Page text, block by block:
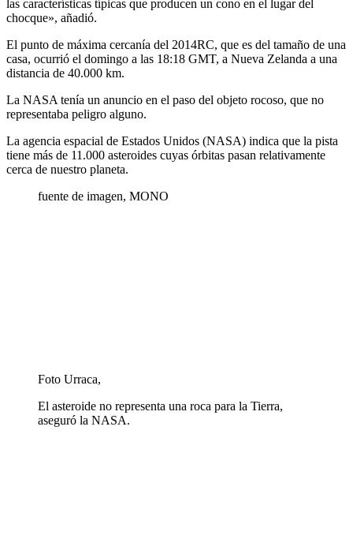
las características típicas que producen un cono en el lugar del
chocque», añadió.
El punto de máxima cercanía del 2014RC, que es del tamaño de una
casa, ocurrió el domingo a las 18:18 GMT, a Nueva Zelanda a una
distancia de 40.000 km.
La NASA tenía un anuncio en el paso del objeto rocoso, que no
representaba peligro alguno.
La agencia espacial de Estados Unidos (NASA) indica que la pista
tiene más de 11.000 asteroides cuyas órbitas pasan relativamente
cerca de nuestro planeta.
fuente de imagen, MONO
Foto Urraca,
El asteroide no representa una roca para la Tierra,
aseguró la NASA.